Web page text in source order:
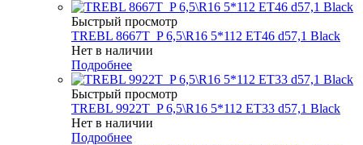
Быстрый просмотр
TREBL 8667T_P 6,5\R16 5*112 ET46 d57,1 Black
Нет в наличии
Подробнее
Быстрый просмотр
TREBL 9922T_P 6,5\R16 5*112 ET33 d57,1 Black
Нет в наличии
Подробнее